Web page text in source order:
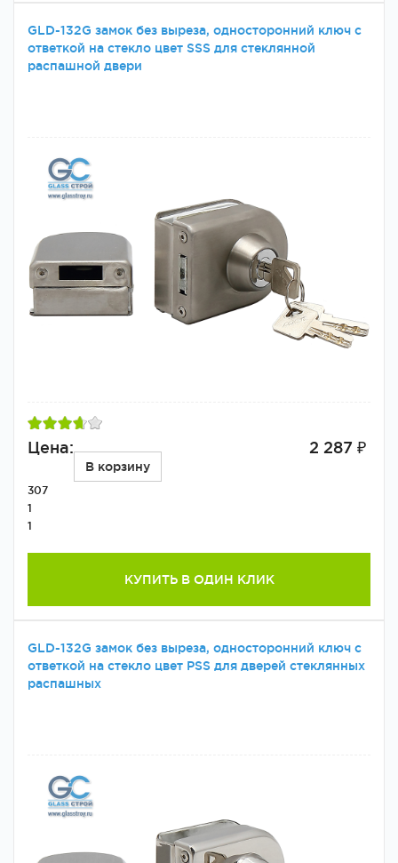
GLD-132G замок без выреза, односторонний ключ с
ответкой на стекло цвет SSS для стеклянной
распашной двери
Цена: 2 287 ₽
В корзину
307
1
1
КУПИТЬ В ОДИН КЛИК
GLD-132G замок без выреза, односторонний ключ с
ответкой на стекло цвет РSS для дверей стеклянных
распашных